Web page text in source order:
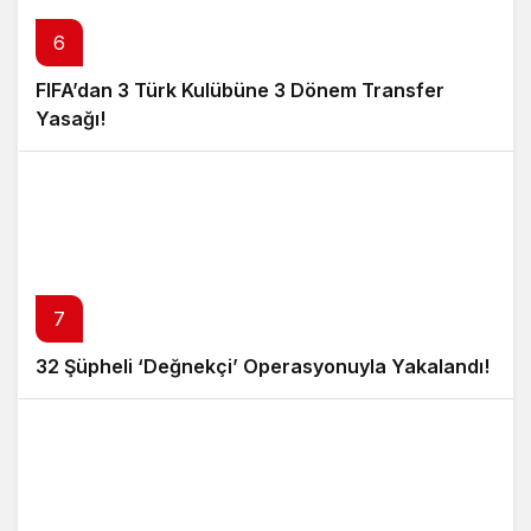
6
FIFA’dan 3 Türk Kulübüne 3 Dönem Transfer
Yasağı!
7
32 Şüpheli ‘Değnekçi’ Operasyonuyla Yakalandı!